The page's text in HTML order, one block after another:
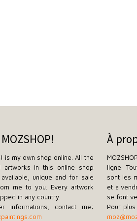
is my own shop online. All the
artworks in this online shop
unique and for sale
me to you. Every artwork
in any country.
informations, contact me:
À
ligne.
sont les
et à
se font
Pour